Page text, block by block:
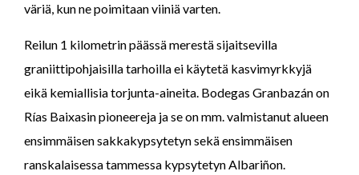
väriä, kun ne poimitaan viiniä varten.
Reilun 1 kilometrin päässä merestä sijaitsevilla
graniittipohjaisilla tarhoilla ei käytetä kasvimyrkkyjä
eikä kemiallisia torjunta-aineita. Bodegas Granbazán on
Rías Baixasin pioneereja ja se on mm. valmistanut alueen
ensimmäisen sakkakypsytetyn sekä ensimmäisen
ranskalaisessa tammessa kypsytetyn Albariñon.